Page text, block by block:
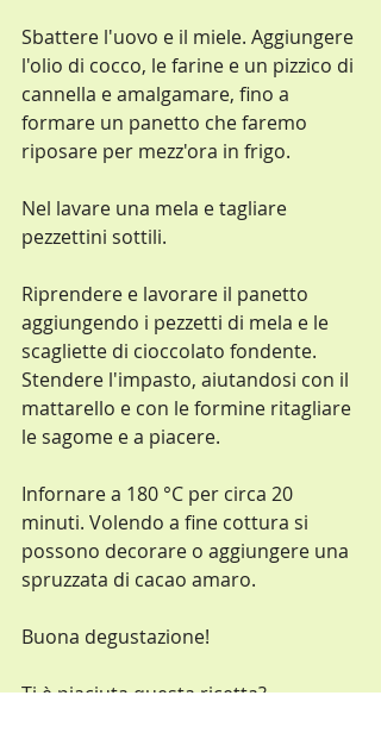
Sbattere l'uovo e il miele. Aggiungere
l'olio di cocco, le farine e un pizzico di
cannella e amalgamare, fino a
formare un panetto che faremo
riposare per mezz'ora in frigo.
Nel lavare una mela e tagliare
pezzettini sottili.
Riprendere e lavorare il panetto
aggiungendo i pezzetti di mela e le
scagliette di cioccolato fondente.
Stendere l'impasto, aiutandosi con il
mattarello e con le formine ritagliare
le sagome e a piacere.
Infornare a 180 °C per circa 20
minuti. Volendo a fine cottura si
possono decorare o aggiungere una
spruzzata di cacao amaro.
Buona degustazione!
Ti è piaciuta questa ricetta?